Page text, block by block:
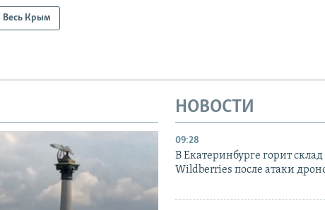
Весь Крым
НОВОСТИ
09:28
В Екатеринбурге горит склад
Wildberries после атаки